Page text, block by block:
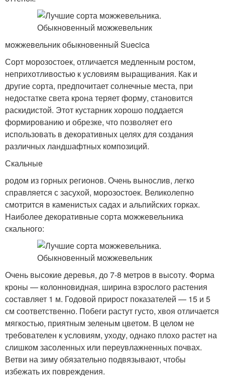
можжевельник обыкновенный Suecica
Сорт морозостоек, отличается медленным ростом,
неприхотливостью к условиям выращивания. Как и
другие сорта, предпочитает солнечные места, при
недостатке света крона теряет форму, становится
раскидистой. Этот кустарник хорошо поддается
формированию и обрезке, что позволяет его
использовать в декоративных целях для создания
различных ландшафтных композиций.
Скальные
родом из горных регионов. Очень вынослив, легко
справляется с засухой, морозостоек. Великолепно
смотрится в каменистых садах и альпийских горках.
Наиболее декоративные сорта можжевельника
скального:
Очень высокие деревья, до 7-8 метров в высоту. Форма
кроны — колонновидная, ширина взрослого растения
составляет 1 м. Годовой прирост показателей — 15 и 5
см соответственно. Побеги растут густо, хвоя отличается
мягкостью, приятным зеленым цветом. В целом не
требователен к условиям, уходу, однако плохо растет на
слишком засоленных или переувлажненных почвах.
Ветви на зиму обязательно подвязывают, чтобы
избежать их повреждения.